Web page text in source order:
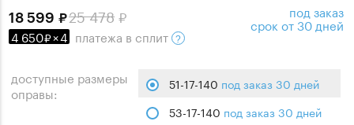
25 478
18 599
4 650 ×4 платежа в сплит
под заказ
срок от 30 дней
доступные размеры
оправы:
51-17-140 под заказ 30 дней
53-17-140 под заказ 30 дней